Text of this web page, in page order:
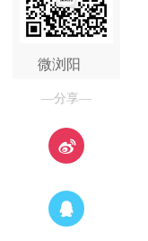
微浏阳
—分享—